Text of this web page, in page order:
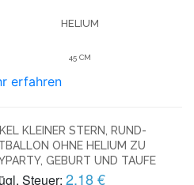
HELIUM
45 CM
erfahren
KLEINER STERN, RUND-
OHNE HELIUM ZU
GEBURT UND TAUFE
Steuer: 2,18 €